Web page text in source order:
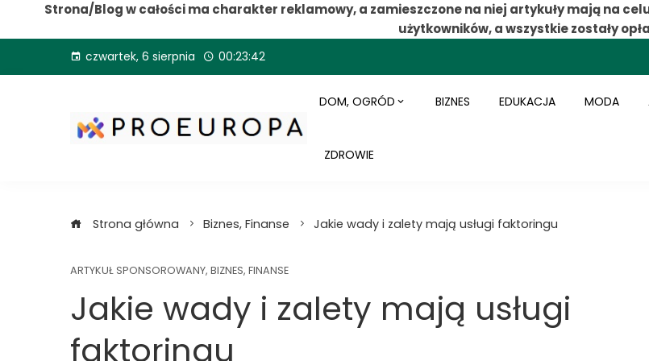
Strona/Blog w całości ma charakter reklamowy, a zamieszczone na niej artykuły mają na
użytkowników, a wszystkie zostały
czwartek, 6 sierpnia 00:23:43
DOM, OGRÓD BIZNES EDUKACJA MODA
ZDROWIE
Strona główna Biznes, Finanse Jakie wady i zalety mają usługi faktoringu
ARTYKUŁ SPONSOROWANY, BIZNES, FINANSE
Jakie wady i zalety mają usługi
faktoringu